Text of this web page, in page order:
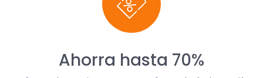
Ahorra hasta 70%